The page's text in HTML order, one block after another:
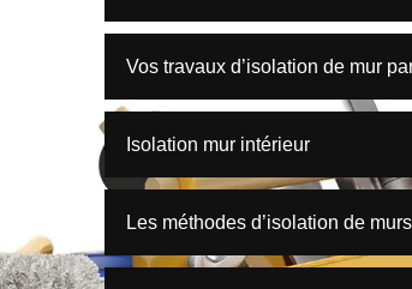
Vos travaux d’isolation de mur
Isolation mur intérieur
Les méthodes d’isolation de